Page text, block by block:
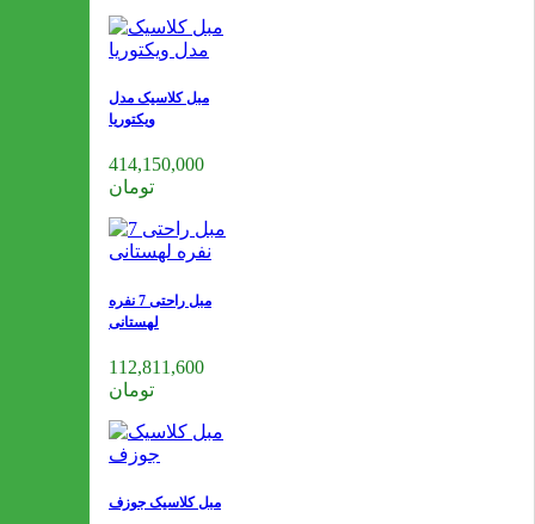
مبل کلاسیک مدل
ویکتوریا
414,150,000
تومان
مبل راحتی 7 نفره
لهستانی
112,811,600
تومان
مبل کلاسیک جوزف